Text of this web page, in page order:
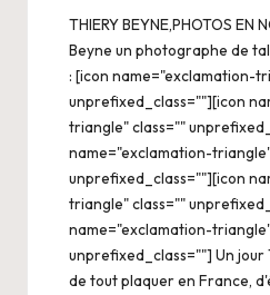
THIERY BEYNE,PHOTOS EN
Beyne un photographe de
: [icon name="exclamation-
unprefixed_class=""][icon
triangle" class=""
name="exclamation-
unprefixed_class=""][icon
triangle" class=""
name="exclamation-
unprefixed_class=""] Un
de tout plaquer en France,